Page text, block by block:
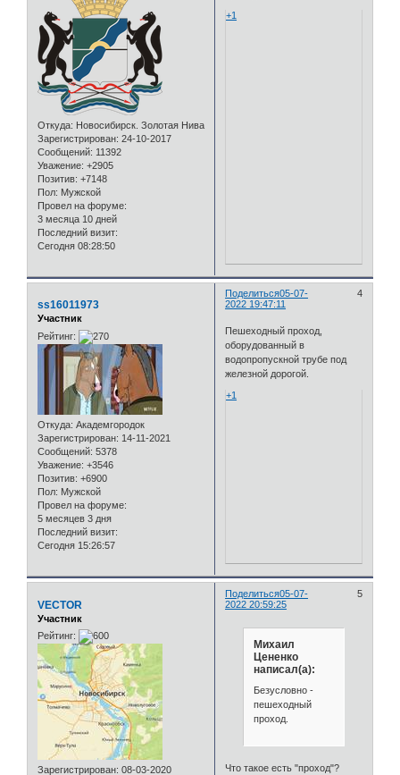
Откуда: Новосибирск. Золотая Нива
Зарегистрирован: 24-10-2017
Сообщений: 11392
Уважение: +2905
Позитив: +7148
Пол: Мужской
Провел на форуме:
3 месяца 10 дней
Последний визит:
Сегодня 08:28:50
+1
Поделиться 4
05-07-
2022 19:47:11
ss16011973
Участник
Рейтинг:
Откуда: Академгородок
Зарегистрирован: 14-11-2021
Сообщений: 5378
Уважение: +3546
Позитив: +6900
Пол: Мужской
Провел на форуме:
5 месяцев 3 дня
Последний визит:
Сегодня 15:26:57
Пешеходный проход,
оборудованный в
водопропускной трубе под
железной дорогой.
+1
Поделиться 5
05-07-
2022 20:59:25
VECTOR
Участник
Рейтинг:
Зарегистрирован: 08-03-2020
Михаил
Цененко
написал(а):
Безусловно -
пешеходный
проход.
Что такое есть "проход"?